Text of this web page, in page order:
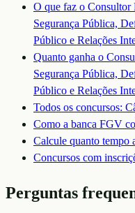
O que faz o
Segurança Pública,
Público e Relações
Quanto ganha o
Segurança Pública,
Público e Relações
Todos os concursos:
Como a banca FGV
Calcule quanto tempo
Concursos com
Perguntas